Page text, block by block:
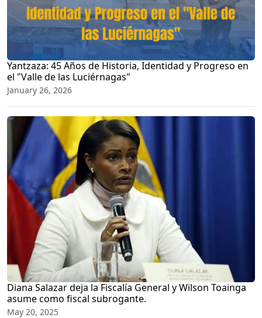
Yantzaza: 45 Años de Historia, Identidad y Progreso en
el "Valle de las Luciérnagas"
January 26, 2026
Diana Salazar deja la Fiscalía General y Wilson Toainga
asume como fiscal subrogante.
May 20, 2025